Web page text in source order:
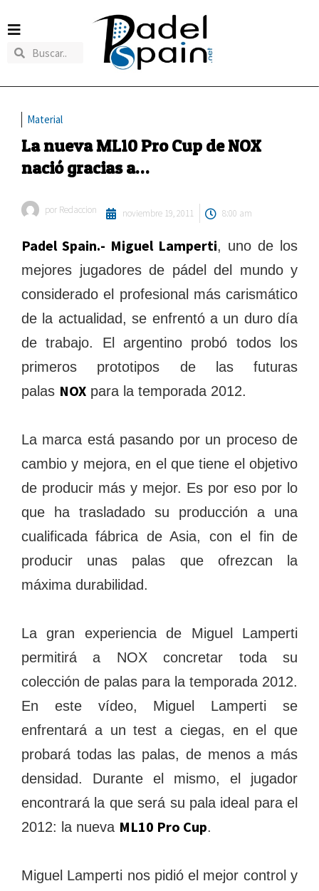
Material
La nueva ML10 Pro Cup de NOX
nació gracias a…
por Redaccion noviembre 19, 2011 8:00 am
Padel Spain.- Miguel Lamperti, uno de los
mejores jugadores de pádel del mundo y
considerado el profesional más carismático
de la actualidad, se enfrentó a un duro día
de trabajo. El argentino probó todos los
primeros prototipos de las futuras
palas NOX para la temporada 2012.
La marca está pasando por un proceso de
cambio y mejora, en el que tiene el objetivo
de producir más y mejor. Es por eso por lo
que ha trasladado su producción a una
cualificada fábrica de Asia, con el fin de
producir unas palas que ofrezcan la
máxima durabilidad.
La gran experiencia de Miguel Lamperti
permitirá a NOX concretar toda su
colección de palas para la temporada 2012.
En este vídeo, Miguel Lamperti se
enfrentará a un test a ciegas, en el que
probará todas las palas, de menos a más
densidad. Durante el mismo, el jugador
encontrará la que será su pala ideal para el
2012: la nueva ML10 Pro Cup.
Miguel Lamperti nos pidió el mejor control y